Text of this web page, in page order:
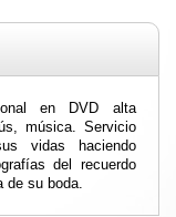
en DVD alta
música. Servicio
vidas haciendo
del recuerdo
de su boda.